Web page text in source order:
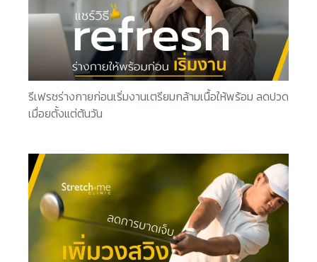
รีเฟรชร่างกายก่อนเริ่มงานเตรียมกล้ามเนื้อให้พร้อม ลดปวด
เมื่อยตั้งแต่ต้นวัน